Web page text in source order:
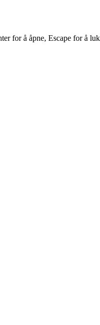
for å åpne, Escape for å